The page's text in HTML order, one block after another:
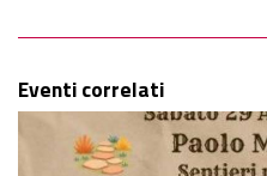
Eventi correlati